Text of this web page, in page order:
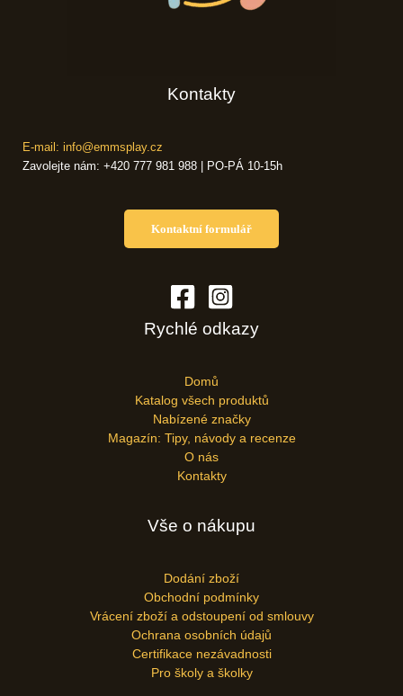
Kontakty
E-mail: info@emmsplay.cz
Zavolejte nám: +420 777 981 988 | PO-PÁ 10-15h
Kontaktní formulář
Rychlé odkazy
Domů
Katalog všech produktů
Nabízené značky
Magazín: Tipy, návody a recenze
O nás
Kontakty
Vše o nákupu
Dodání zboží
Obchodní podmínky
Vrácení zboží a odstoupení od smlouvy
Ochrana osobních údajů
Certifikace nezávadnosti
Pro školy a školky